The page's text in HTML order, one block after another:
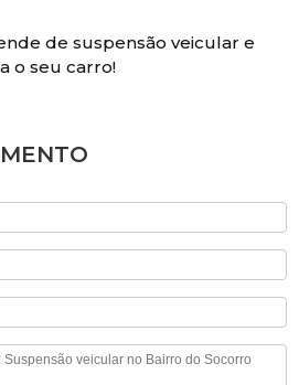
de suspensão veicular e
o seu carro!